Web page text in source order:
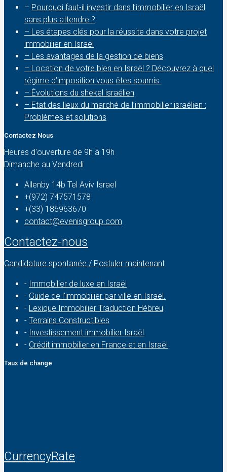
– Pourquoi faut-il investir dans l’immobilier en Israël
sans plus attendre ?
– Les étapes clés pour la réussite dans votre projet
immobilier en Israël
– Les avantages de la gestion de biens
– Location de votre bien en Israël ? Découvrez à quel
régime d’imposition vous êtes soumis.
– Évolutions du shekel israélien
– Etat des lieux du marché de l’immobilier israélien :
Problèmes et solutions
Contactez Nous
Heures d'ouverture de 9h à 19h
Dimanche au Vendredi
Allenby 14b Tel Aviv Israel
+(972) 747571578
+(33) 186963670
contact@evenisgroup.com
Contactez-nous
Candidature spontanée / Postuler maintenant
- Immobilier de luxe en Israël
- Guide de l'immobilier par ville en Israël.
- Lexique Immobilier Traduction Hébreu
- Terrains Constructibles
- Investissement immobilier Israël
- Crédit immobilier en France et en Israël
Taux de change
CurrencyRate